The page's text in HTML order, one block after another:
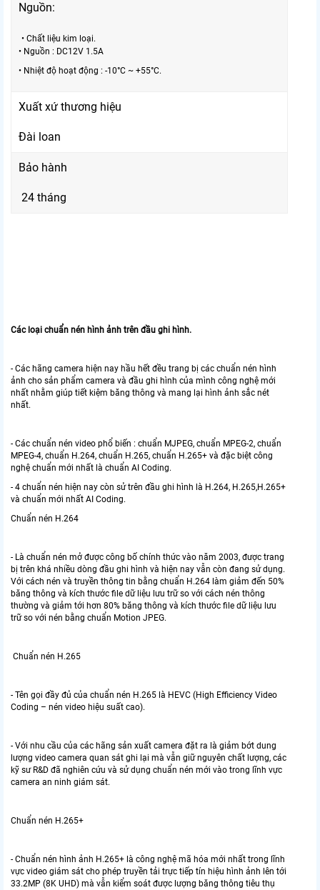
Nguồn:
• Chất liệu kim loại.
• Nguồn : DC12V 1.5A
• Nhiệt độ hoạt động : -10°C ~ +55°C.
Xuất xứ thương hiệu
Đài loan
Bảo hành
24 tháng
Các loại chuẩn nén hình ảnh trên đầu ghi hình.
- Các hãng camera hiện nay hầu hết đều trang bị các chuẩn nén hình
ảnh cho sản phẩm camera và đầu ghi hình của mình công nghệ mới
nhất nhằm giúp tiết kiệm băng thông và mang lại hình ảnh sắc nét
nhất.
- Các chuẩn nén video phổ biến : chuẩn MJPEG, chuẩn MPEG-2, chuẩn
MPEG-4, chuẩn H.264, chuẩn H.265, chuẩn H.265+ và đặc biệt công
nghệ chuẩn mới nhất là chuẩn AI Coding.
- 4 chuẩn nén hiện nay còn sử trên đầu ghi hình là H.264, H.265,H.265+
và chuẩn mới nhất AI Coding.
Chuẩn nén H.264
- Là chuẩn nén mở được công bố chính thức vào năm 2003, được trang
bị trên khá nhiều dòng đầu ghi hình và hiện nay vẫn còn đang sử dụng.
Với cách nén và truyền thông tin bằng chuẩn H.264 làm giảm đến 50%
băng thông và kích thước file dữ liệu lưu trữ so với cách nén thông
thường và giảm tới hơn 80% băng thông và kích thước file dữ liệu lưu
trữ so với nén bằng chuẩn Motion JPEG.
Chuẩn nén H.265
- Tên gọi đầy đủ của chuẩn nén H.265 là HEVC (High Efficiency Video
Coding – nén video hiệu suất cao).
- Với nhu cầu của các hãng sản xuất camera đặt ra là giảm bớt dung
lượng video camera quan sát ghi lại mà vẫn giữ nguyên chất lượng, các
kỹ sư R&D đã nghiên cứu và sử dụng chuẩn nén mới vào trong lĩnh vực
camera an ninh giám sát.
Chuẩn nén H.265+
- Chuẩn nén hình ảnh H.265+ là công nghệ mã hóa mới nhất trong lĩnh
vực video giám sát cho phép truyền tải trực tiếp tín hiệu hình ảnh lên tới
33.2MP (8K UHD) mà vẫn kiểm soát được lượng băng thông tiêu thụ